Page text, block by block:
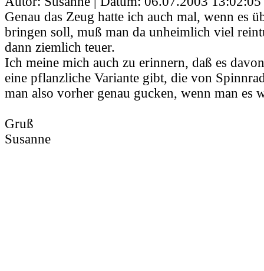
Genau das Zeug hatte ich auch mal, wenn es
bringen soll, muß man da unheimlich viel
dann ziemlich teuer.
Ich meine mich auch zu erinnern, daß es
eine pflanzliche Variante gibt, die von
man also vorher genau gucken, wenn man es
Gruß
Susanne